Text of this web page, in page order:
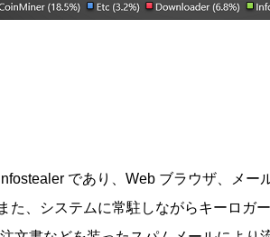
であり、Web ブラウザ、メ
た、システムに常駐しながらキーロガ